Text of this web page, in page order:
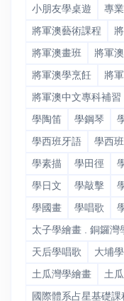
小朋友學桌遊
專
將軍澳藝術課程
將軍澳畫班
將軍
將軍澳學烹飪
將
將軍澳中文專科補習
學陶笛
學鋼琴
學西班牙語
學西
學素描
學田徑
學日文
學敲擊
學國畫
學唱歌
太子學繪畫 . 銅鑼灣
天后學唱歌
大埔
土瓜灣學繪畫
土
國際體系占星基礎課